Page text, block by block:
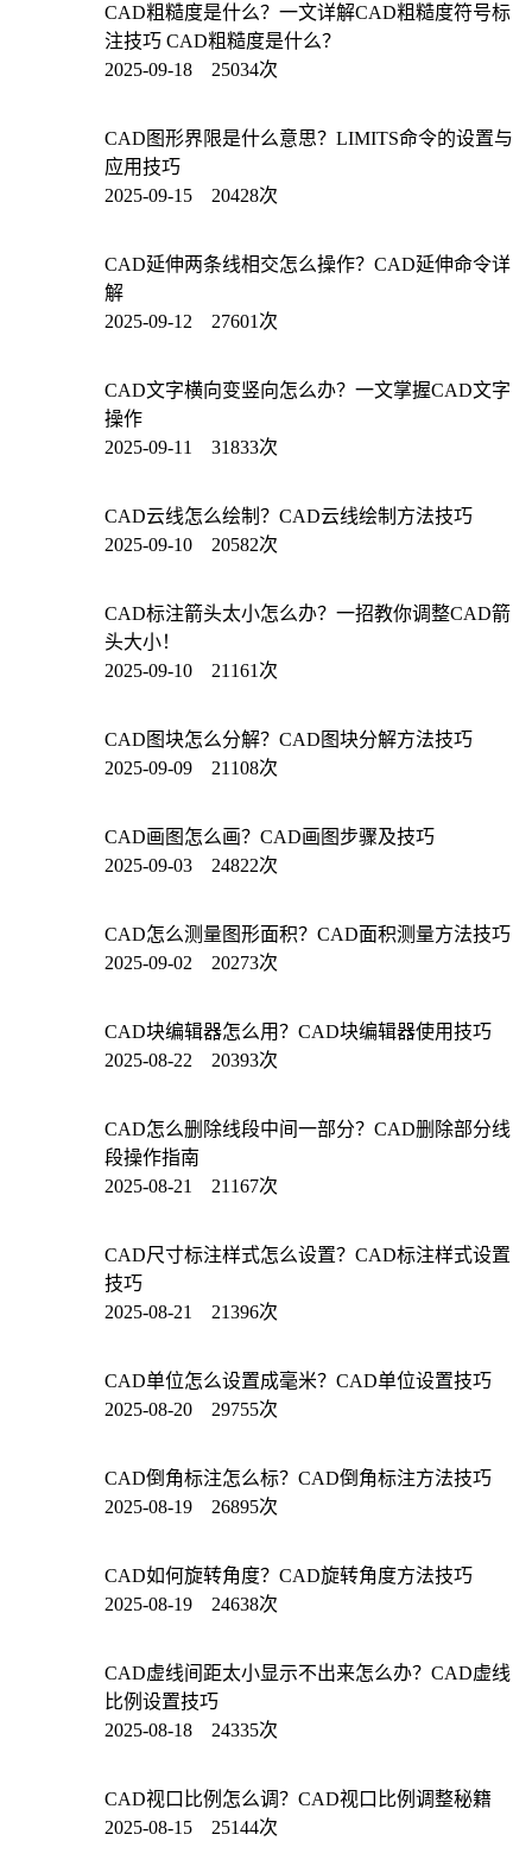
CAD粗糙度是什么？一文详解CAD粗糙度符号标
注技巧 CAD粗糙度是什么？
2025-09-18 25034次
CAD图形界限是什么意思？LIMITS命令的设置与
应用技巧
2025-09-15 20428次
CAD延伸两条线相交怎么操作？CAD延伸命令详
解
2025-09-12 27601次
CAD文字横向变竖向怎么办？一文掌握CAD文字
操作
2025-09-11 31833次
CAD云线怎么绘制？CAD云线绘制方法技巧
2025-09-10 20582次
CAD标注箭头太小怎么办？一招教你调整CAD箭
头大小！
2025-09-10 21161次
CAD图块怎么分解？CAD图块分解方法技巧
2025-09-09 21108次
CAD画图怎么画？CAD画图步骤及技巧
2025-09-03 24822次
CAD怎么测量图形面积？CAD面积测量方法技巧
2025-09-02 20273次
CAD块编辑器怎么用？CAD块编辑器使用技巧
2025-08-22 20393次
CAD怎么删除线段中间一部分？CAD删除部分线
段操作指南
2025-08-21 21167次
CAD尺寸标注样式怎么设置？CAD标注样式设置
技巧
2025-08-21 21396次
CAD单位怎么设置成毫米？CAD单位设置技巧
2025-08-20 29755次
CAD倒角标注怎么标？CAD倒角标注方法技巧
2025-08-19 26895次
CAD如何旋转角度？CAD旋转角度方法技巧
2025-08-19 24638次
CAD虚线间距太小显示不出来怎么办？CAD虚线
比例设置技巧
2025-08-18 24335次
CAD视口比例怎么调？CAD视口比例调整秘籍
2025-08-15 25144次